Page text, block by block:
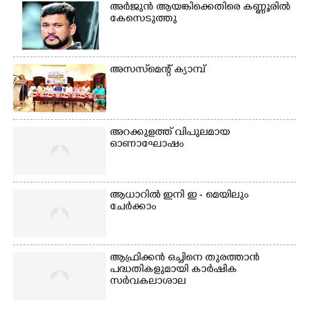
അർജുൻ ആയങ്കിക്കെതിരെ കണ്ണൂരിൽ
കേസെടുത്തു
അസസ്‌മെന്റ് ക്യാമ്പ്
അറക്കുളത്ത് വിപുലമായ
ഓണാഘോഷം
ആധാറിൽ ഇനി ഇ - മെയിലും
ചേർക്കാം
ആഫ്രിക്കൻ ഒച്ചിനെ തുരത്താൻ
പദ്ധതികളുമായി കാർഷിക
സർവകലാശാല